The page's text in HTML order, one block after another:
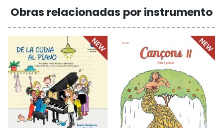
Obras relacionadas por instrumento